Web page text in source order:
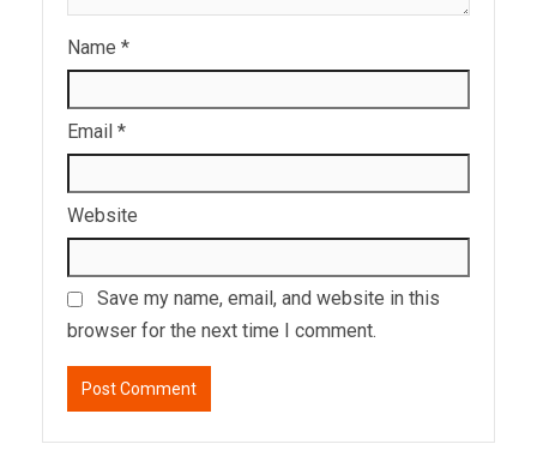
Name *
Email *
Website
Save my name, email, and website in this
browser for the next time I comment.